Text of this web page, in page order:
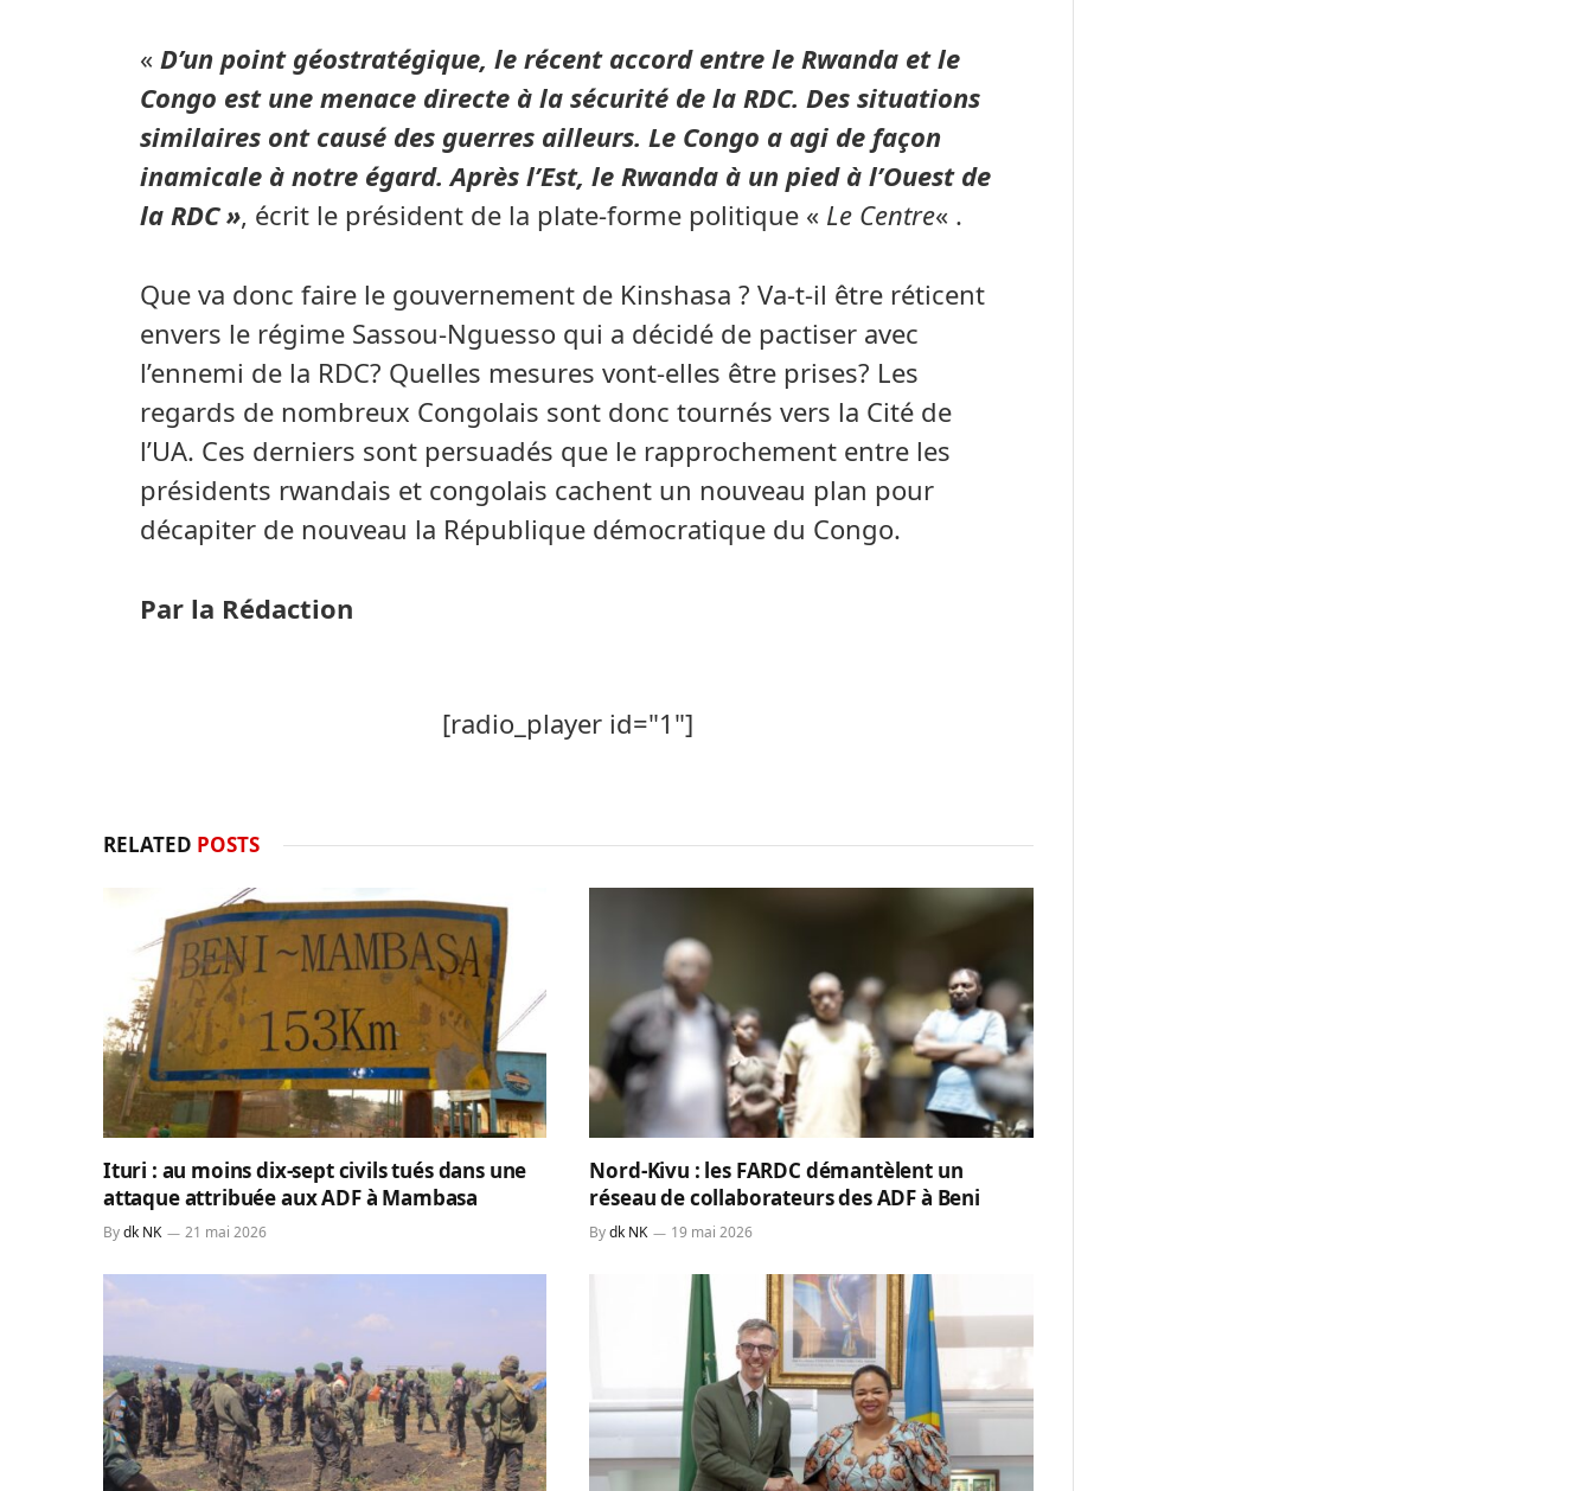
« D’un point géostratégique, le récent accord entre le Rwanda et le
Congo est une menace directe à la sécurité de la RDC. Des situations
similaires ont causé des guerres ailleurs. Le Congo a agi de façon
inamicale à notre égard. Après l’Est, le Rwanda à un pied à l’Ouest de
la RDC », écrit le président de la plate-forme politique « Le Centre« .
Que va donc faire le gouvernement de Kinshasa ? Va-t-il être réticent
envers le régime Sassou-Nguesso qui a décidé de pactiser avec
l’ennemi de la RDC? Quelles mesures vont-elles être prises? Les
regards de nombreux Congolais sont donc tournés vers la Cité de
l’UA. Ces derniers sont persuadés que le rapprochement entre les
présidents rwandais et congolais cachent un nouveau plan pour
décapiter de nouveau la République démocratique du Congo.
Par la Rédaction
[radio_player id="1"]
RELATED POSTS
Ituri : au moins dix-sept civils tués dans une
attaque attribuée aux ADF à Mambasa
Bydk NK 21 mai 2026
Nord-Kivu : les FARDC démantèlent un
réseau de collaborateurs des ADF à Beni
By dk NK 19 mai 2026